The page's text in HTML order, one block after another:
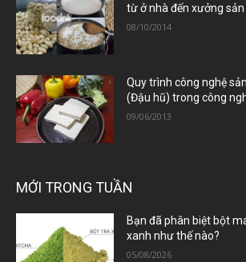
từ ở nhà đến xưởng
08/10/2014
Quy trình công nghệ
(Đậu hũ) trong công
09/06/2013
MỚI TRONG TUẦN
Bạn đã phân biệt bột
xanh như thế nào?
05/08/2026